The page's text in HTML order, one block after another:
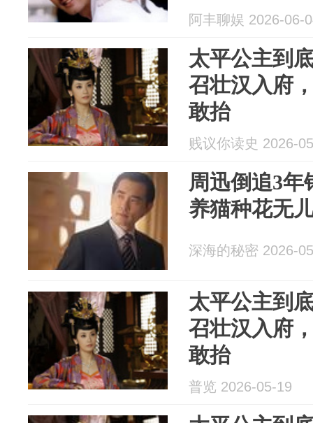
阿丰聊娱 2026-06-
太平公主到
召壮汉入府
敢抬
贱议你读史 2026-
周迅倒追3年
养猫种花无
深海的秘密 2026-
太平公主到
召壮汉入府
敢抬
普览 2026-05-19